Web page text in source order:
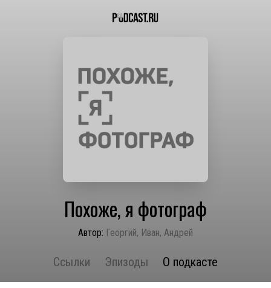
Похоже, я фотограф
Автор: Георгий, Иван, Андрей
Ссылки Эпизоды О подкасте